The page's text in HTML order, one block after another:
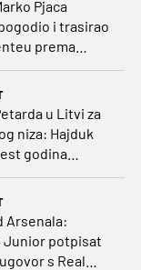
Pjaca
i trasirao
prema
u Litvi za
niza: Hajduk
godina
Arsenala:
Junior potpisat
s Real